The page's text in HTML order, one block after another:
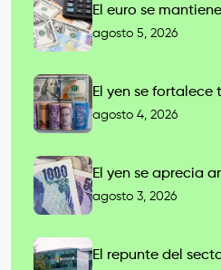
El euro se
agosto 5, 2026
El yen se fortalece
agosto 4, 2026
El yen se aprecia
agosto 3, 2026
El repunte del